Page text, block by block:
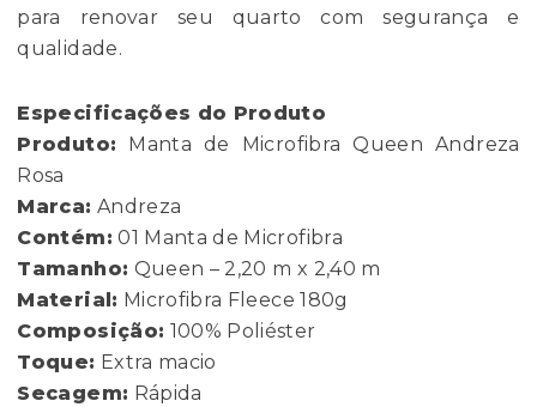
para renovar seu quarto com segurança e
qualidade.
Especificações do Produto
Produto: Manta de Microfibra Queen Andreza
Rosa
Marca: Andreza
Contém: 01 Manta de Microfibra
Tamanho: Queen – 2,20 m x 2,40 m
Material: Microfibra Fleece 180g
Composição: 100% Poliéster
Toque: Extra macio
Secagem: Rápida